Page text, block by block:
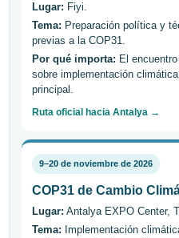
Lugar: Fiyi.
Tema: Preparación política y
previas a la COP31.
Por qué importa: El
sobre implementación
principal.
Ruta oficial hacia Antalya →
9–20 de noviembre de 2026
COP31 de Cambio
Lugar: Antalya EXPO Center,
Tema: Implementación